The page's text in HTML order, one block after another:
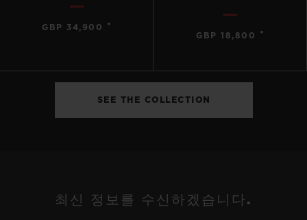
GBP 34,900 •
GBP 18,800 •
SEE THE COLLECTION
최신 정보를 수신하겠습니다.